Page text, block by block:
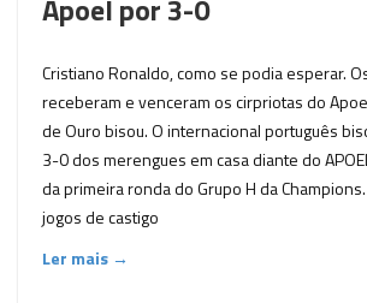
Apoel por 3-0
Cristiano Ronaldo, como se podia esperar.
receberam e venceram os cirpriotas do
de Ouro bisou. O internacional português
3-0 dos merengues em casa diante do
da primeira ronda do Grupo H da
jogos de castigo
Ler mais →